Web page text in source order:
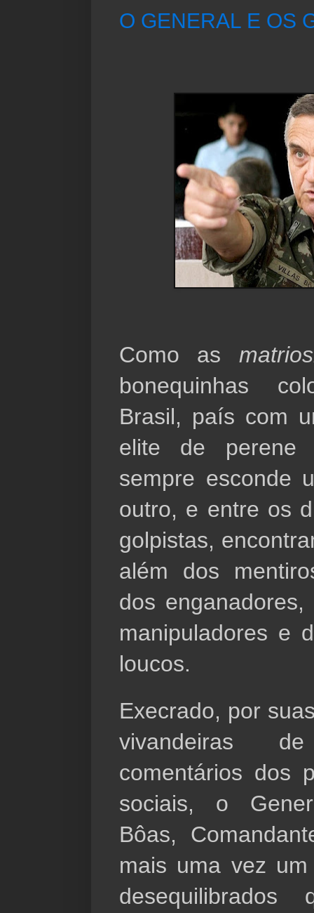
O GENERAL E OS
Como as
bonequinhas
Brasil, país com
elite de perene
sempre esconde
outro, e entre os
golpistas,
além dos
dos
manipuladores e
loucos.
Execrado, por
vivandeiras
comentários dos
sociais, o
Bôas,
mais uma vez